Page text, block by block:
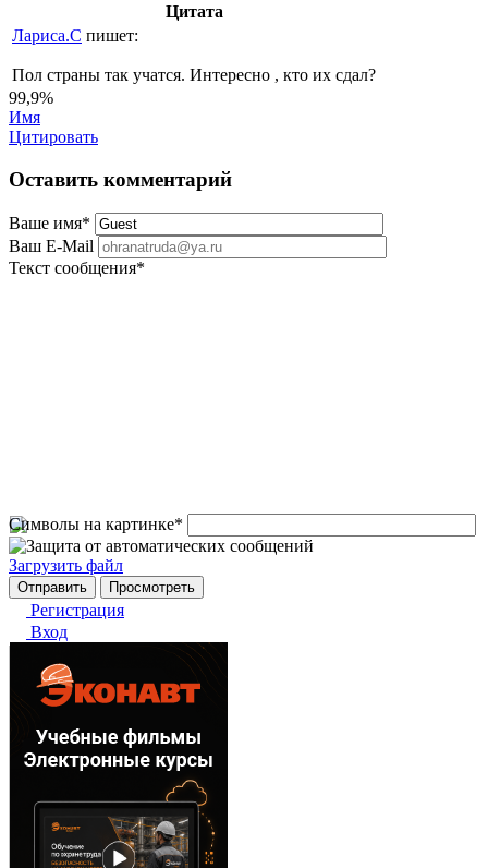
Цитата
Лариса.С пишет:
Пол страны так учатся. Интересно , кто их сдал?
99,9%
Имя
Цитировать
Оставить комментарий
Ваше имя*
Ваш E-Mail
Текст сообщения*
Символы на картинке*
Загрузить файл
Регистрация
Вход